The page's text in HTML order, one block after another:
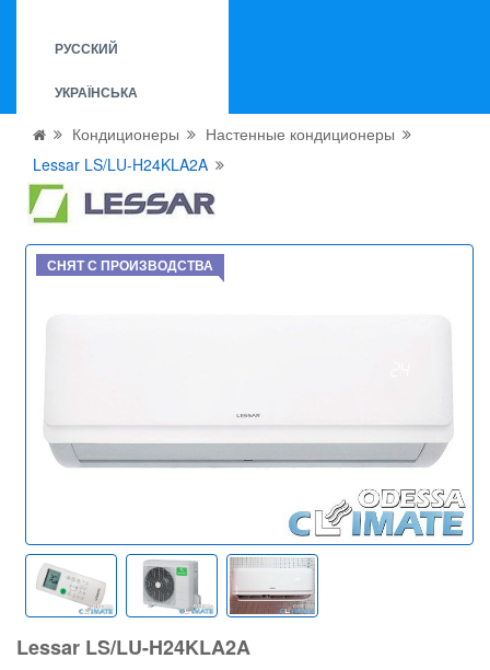
РУССКИЙ
УКРАЇНСЬКА
Кондиционеры
Настенные кондиционеры
Lessar LS/LU-H24KLA2A
СНЯТ С ПРОИЗВОДСТВА
Lessar LS/LU-H24KLA2A